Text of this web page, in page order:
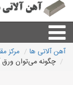
آهن آلاتی ها
مرکز
چگونه می‌توان ورق